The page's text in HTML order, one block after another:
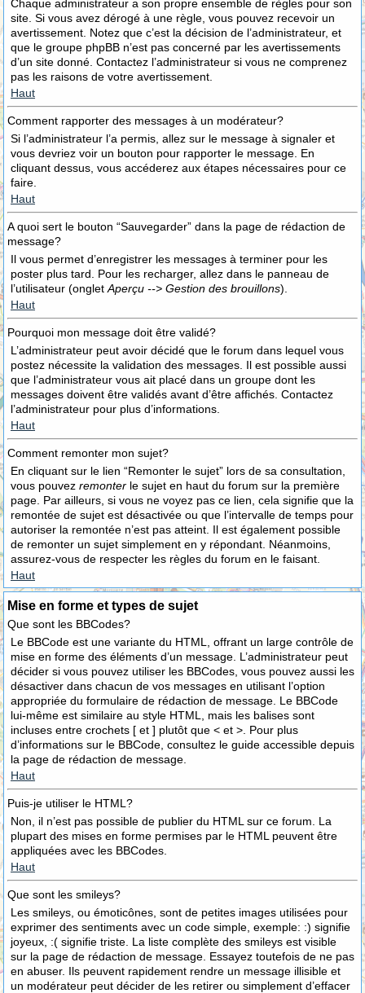
Chaque administrateur a son propre ensemble de règles pour son
site. Si vous avez dérogé à une règle, vous pouvez recevoir un
avertissement. Notez que c’est la décision de l’administrateur, et
que le groupe phpBB n’est pas concerné par les avertissements
d’un site donné. Contactez l’administrateur si vous ne comprenez
pas les raisons de votre avertissement.
Haut
Comment rapporter des messages à un modérateur?
Si l’administrateur l’a permis, allez sur le message à signaler et
vous devriez voir un bouton pour rapporter le message. En
cliquant dessus, vous accéderez aux étapes nécessaires pour ce
faire.
Haut
A quoi sert le bouton “Sauvegarder” dans la page de rédaction de
message?
Il vous permet d’enregistrer les messages à terminer pour les
poster plus tard. Pour les recharger, allez dans le panneau de
l’utilisateur (onglet Aperçu --> Gestion des brouillons).
Haut
Pourquoi mon message doit être validé?
L’administrateur peut avoir décidé que le forum dans lequel vous
postez nécessite la validation des messages. Il est possible aussi
que l’administrateur vous ait placé dans un groupe dont les
messages doivent être validés avant d’être affichés. Contactez
l’administrateur pour plus d’informations.
Haut
Comment remonter mon sujet?
En cliquant sur le lien “Remonter le sujet” lors de sa consultation,
vous pouvez remonter le sujet en haut du forum sur la première
page. Par ailleurs, si vous ne voyez pas ce lien, cela signifie que la
remontée de sujet est désactivée ou que l’intervalle de temps pour
autoriser la remontée n’est pas atteint. Il est également possible
de remonter un sujet simplement en y répondant. Néanmoins,
assurez-vous de respecter les règles du forum en le faisant.
Haut
Mise en forme et types de sujet
Que sont les BBCodes?
Le BBCode est une variante du HTML, offrant un large contrôle de
mise en forme des éléments d’un message. L’administrateur peut
décider si vous pouvez utiliser les BBCodes, vous pouvez aussi les
désactiver dans chacun de vos messages en utilisant l’option
appropriée du formulaire de rédaction de message. Le BBCode
lui-même est similaire au style HTML, mais les balises sont
incluses entre crochets [ et ] plutôt que < et >. Pour plus
d’informations sur le BBCode, consultez le guide accessible depuis
la page de rédaction de message.
Haut
Puis-je utiliser le HTML?
Non, il n’est pas possible de publier du HTML sur ce forum. La
plupart des mises en forme permises par le HTML peuvent être
appliquées avec les BBCodes.
Haut
Que sont les smileys?
Les smileys, ou émoticônes, sont de petites images utilisées pour
exprimer des sentiments avec un code simple, exemple: :) signifie
joyeux, :( signifie triste. La liste complète des smileys est visible
sur la page de rédaction de message. Essayez toutefois de ne pas
en abuser. Ils peuvent rapidement rendre un message illisible et
un modérateur peut décider de les retirer ou simplement d’effacer